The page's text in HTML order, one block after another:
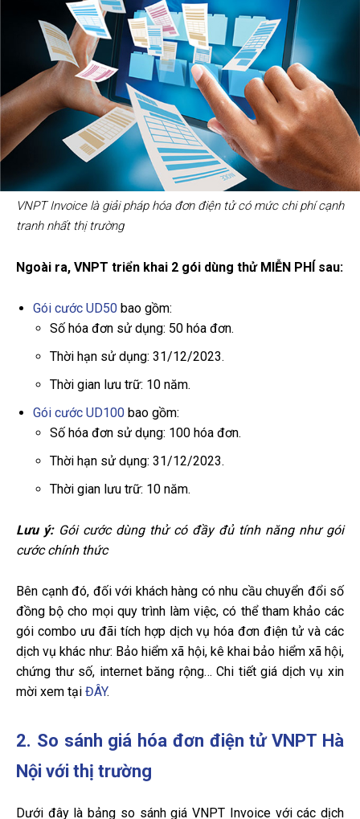
VNPT Invoice là giải pháp hóa đơn điện tử có mức chi phí cạnh
tranh nhất thị trường
Ngoài ra, VNPT triển khai 2 gói dùng thử MIỄN PHÍ sau:
Gói cước UD50 bao gồm:
Số hóa đơn sử dụng: 50 hóa đơn.
Thời hạn sử dụng: 31/12/2023.
Thời gian lưu trữ: 10 năm.
Gói cước UD100 bao gồm:
Số hóa đơn sử dụng: 100 hóa đơn.
Thời hạn sử dụng: 31/12/2023.
Thời gian lưu trữ: 10 năm.
Lưu ý:Gói cước dùng thử có đầy đủ tính năng như gói
cước chính thức
Bên cạnh đó, đối với khách hàng có nhu cầu chuyển đổi số
đồng bộ cho mọi quy trình làm việc, có thể tham khảo các
gói combo ưu đãi tích hợp dịch vụ hóa đơn điện tử và các
dịch vụ khác như: Bảo hiểm xã hội, kê khai bảo hiểm xã hội,
chứng thư số, internet băng rộng… Chi tiết giá dịch vụ xin
mời xem tại ĐÂY.
2. So sánh giá hóa đơn điện tử VNPT Hà
Nội với thị trường
Dưới đây là bảng so sánh giá VNPT Invoice với các dịch